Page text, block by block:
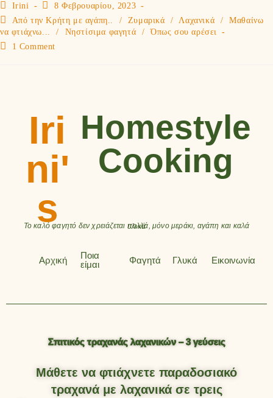
Irini
8 Φεβρουαρίου, 2023
Από την Κρήτη με αγάπη..
/ Ζυμαρικά / Λαχανικά /
Μαθαίνω
να φτιάχνω...
/ Νηστίσιμα φαγητά /
Όπως σου αρέσει
1 Comment
Iri
ni'
s
Homestyle
Cooking
Το καλό φαγητό δεν χρειάζεται πολλά, μόνο μεράκι, αγάπη και καλά υλικά
Αρχική
Ποια
είμαι
Φαγητά Γλυκά Εικοινωνία
Σπιτικός τραχανάς λαχανικών – 3 γεύσεις
Μάθετε να φτιάχνετε παραδοσιακό
τραχανά με λαχανικά σε τρεις